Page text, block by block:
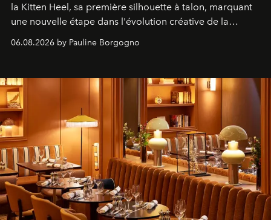
la Kitten Heel, sa première silhouette à talon, marquant
une nouvelle étape dans l'évolution créative de la
06.08.2026 by Pauline Borgogno